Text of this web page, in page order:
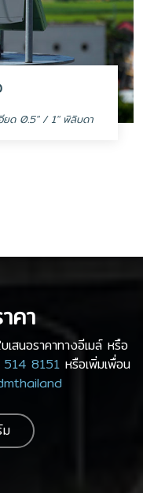
ยด 0.5" / 1" พิลิบดา
คา
เสนอราคาทางอีเมล์ หรือ
8151 หรือเพิ่มเพื่อน